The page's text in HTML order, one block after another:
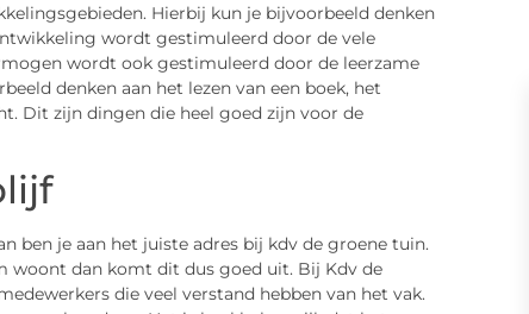
Hierbij kun je bijvoorbeeld denken
wordt gestimuleerd door de vele
wordt ook gestimuleerd door de leerzame
denken aan het lezen van een boek, het
Dit zijn dingen die heel goed zijn voor de
ben je aan het juiste adres bij kdv de groene tuin.
woont dan komt dit dus goed uit. Bij Kdv de
die veel verstand hebben van het vak.